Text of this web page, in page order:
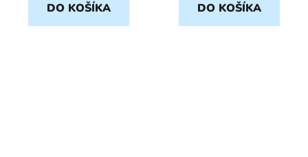
DO KOŠÍKA DO KOŠÍKA